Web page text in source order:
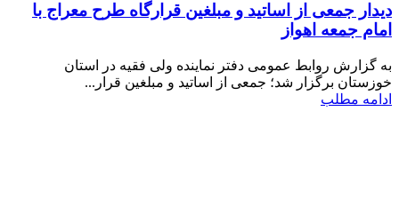
دیدار جمعی از اساتید و مبلغین قرارگاه طرح معراج با
امام جمعه اهواز
به گزارش روابط عمومی دفتر نماینده ولی فقیه در استان
خوزستان برگزار شد؛ جمعی از اساتید و مبلغین قرار...
ادامه مطلب